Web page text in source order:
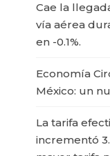
Cae la
vía aérea
en -0.1%.
Economía
México: un
La tarifa
incrementó